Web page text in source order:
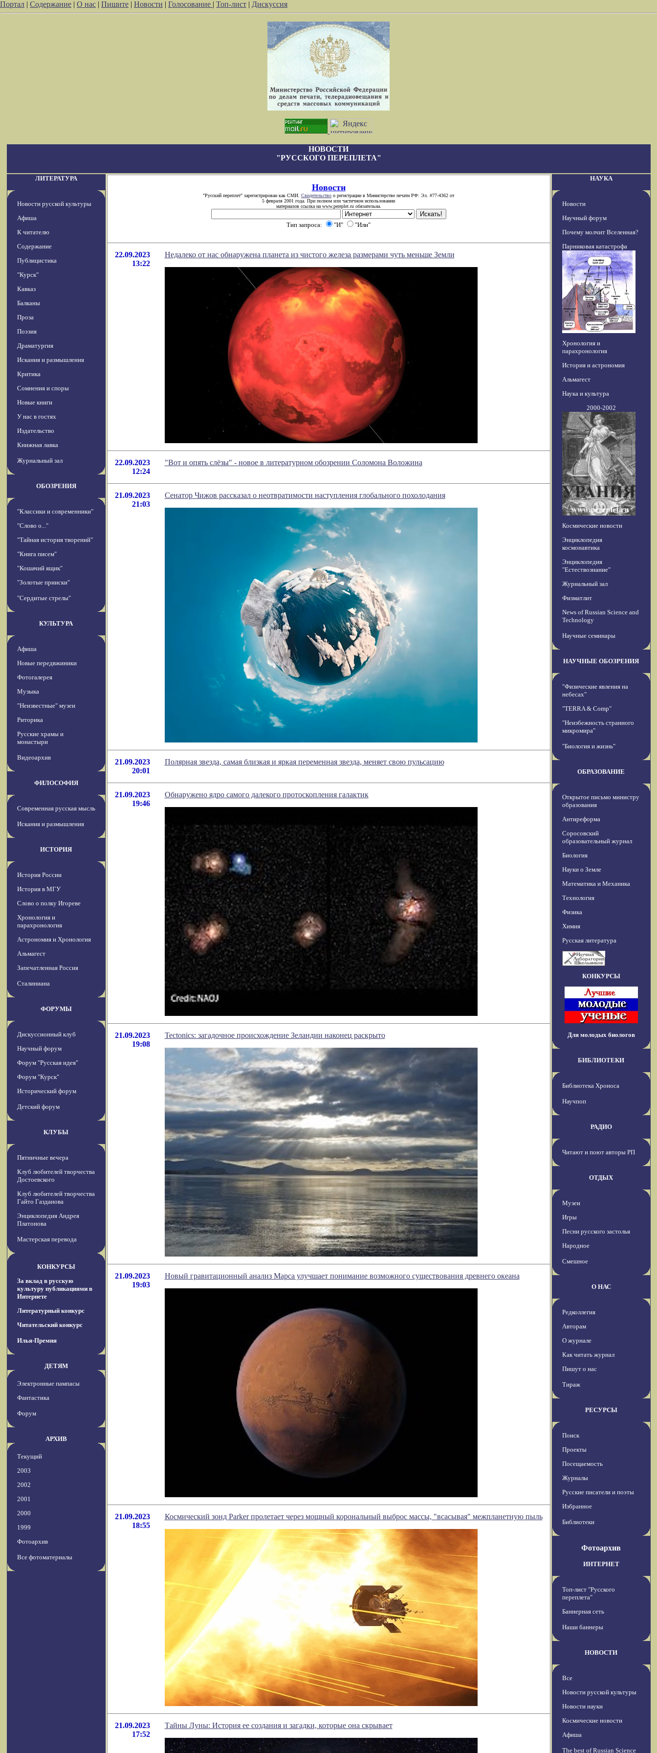
Портал | Содержание | О нас | Пишите | Новости | Голосование | Топ-лист | Дискуссия
НОВОСТИ
"РУССКОГО ПЕРЕПЛЕТА"
ЛИТЕРАТУРА
Новости русской культуры
Афиша
К читателю
Содержание
Публицистика
"Курск"
Кавказ
Балканы
Проза
Поэзия
Драматургия
Искания и размышления
Критика
Сомнения и споры
Новые книги
У нас в гостях
Издательство
Книжная лавка
Журнальный зал
ОБОЗРЕНИЯ
"Классики и современники"
"Слово о..."
"Тайная история творений"
"Книга писем"
"Кошачий ящик"
"Золотые прииски"
"Сердитые стрелы"
КУЛЬТУРА
Афиша
Новые передвжиники
Фотогалерея
Музыка
"Неизвестные" музеи
Риторика
Русские храмы и
монастыри
Видеоархив
ФИЛОСОФИЯ
Современная русская мысль
Искания и размышления
ИСТОРИЯ
История России
История в МГУ
Слово о полку Игореве
Хронология и
парахронология
Астрономия и Хронология
Альмагест
Запечатленная Россия
Сталиниана
ФОРУМЫ
Дискуссионный клуб
Научный форум
Форум "Русская идея"
Форум "Курск"
Исторический форум
Детский форум
КЛУБЫ
Пятничные вечера
Клуб любителей творчества
Достоевского
Клуб любителей творчества
Гайто Газданова
Энциклопедия Андрея
Платонова
Мастерская перевода
КОНКУРСЫ
За вклад в русскую
культуру публикациями в
Интернете
Литературный конкурс
Читательский конкурс
Илья-Премия
ДЕТЯМ
Электронные пампасы
Фантастика
Форум
АРХИВ
Текущий
2003
2002
2001
2000
1999
Фотоархив
Все фотоматериалы
Новости
"Русский переплет" зарегистрирован как СМИ. Свидетельство о регистрации в Министерстве печати РФ: Эл. #77-4362 от
5 февраля 2001 года. При полном или частичном использовании
материалов ссылка на www.pereplet.ru обязательна.
Тип запроса: "И" "Или"
22.09.2023
13:22
Недалеко от нас обнаружена планета из чистого железа размерами чуть меньше Земли
22.09.2023
12:24
"Вот и опять слёзы" - новое в литературном обозрении Соломона Воложина
21.09.2023
21:03
Сенатор Чижов рассказал о неотвратимости наступления глобального похолодания
21.09.2023
20:01
Полярная звезда, самая близкая и яркая переменная звезда, меняет свою пульсацию
21.09.2023
19:46
Обнаружено ядро самого далекого протоскопления галактик
21.09.2023
19:08
Tectonics: загадочное происхождение Зеландии наконец раскрыто
21.09.2023
19:03
Новый гравитационный анализ Марса улучшает понимание возможного существования древнего океана
21.09.2023
18:55
Космический зонд Parker пролетает через мощный корональный выброс массы, "всасывая" межпланетную пыль
21.09.2023
17:52
Тайны Луны: История ее создания и загадки, которые она скрывает
НАУКА
Новости
Научный форум
Почему молчит Вселенная?
Парниковая катастрофа
Хронология и
парахронология
История и астрономия
Альмагест
Наука и культура
2000-2002
Космические новости
Энциклопедия
космонавтика
Энциклопедия
"Естествознание"
Журнальный зал
Физматлит
News of Russian Science and
Technology
Научные семинары
НАУЧНЫЕ ОБОЗРЕНИЯ
"Физические явления на
небесах"
"TERRA & Comp"
"Неизбежность странного
микромира"
"Биология и жизнь"
ОБРАЗОВАНИЕ
Открытое письмо министру
образования
Антиреформа
Соросовский
образовательный журнал
Биология
Науки о Земле
Математика и Механика
Технология
Физика
Химия
Русская литература
КОНКУРСЫ
Для молодых биологов
БИБЛИОТЕКИ
Библиотека Хроноса
Научпоп
РАДИО
Читают и поют авторы РП
ОТДЫХ
Музеи
Игры
Песни русского застолья
Народное
Смешное
О НАС
Редколлегия
Авторам
О журнале
Как читать журнал
Пишут о нас
Тираж
РЕСУРСЫ
Поиск
Проекты
Посещаемость
Журналы
Русские писатели и поэты
Избранное
Библиотеки
Фотоархив
ИНТЕРНЕТ
Топ-лист "Русского
переплета"
Баннерная сеть
Наши баннеры
НОВОСТИ
Все
Новости русской культуры
Новости науки
Космические новости
Афиша
The best of Russian Science